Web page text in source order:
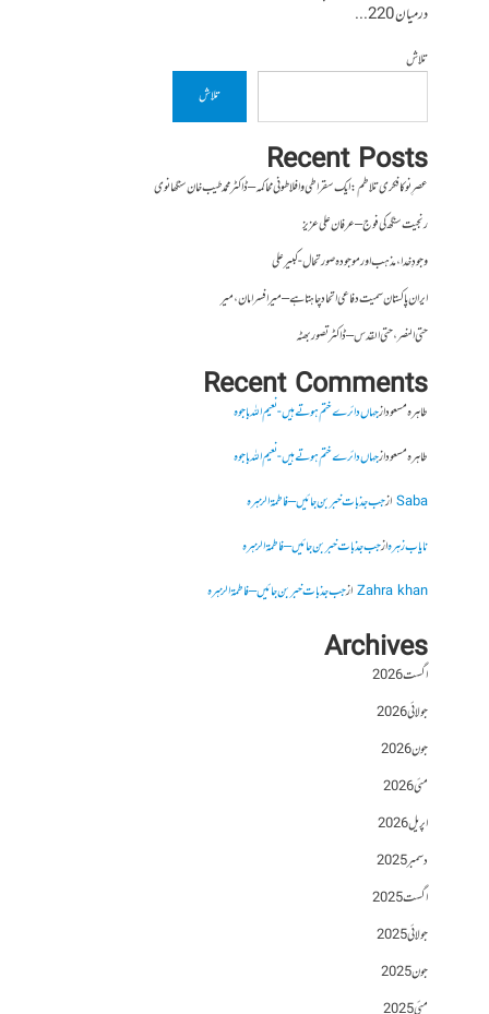
درمیان 220...
تلاش
تلاش
Recent Posts
عصرِ نو کا فکری تلاطم: ایک سقراطی و افلاطونی محاکمہ – ڈاکٹر محمد طیب خان سنگھانوی
رنجیت سنگھ کی فوج – عرفان علی عزیز
وجودِ خدا، مذہب اور موجودہ صورتحال- کبیر علی
ایران پاکستان سمیت دفاعی اتحاد چاہتا ہے – میر افسر امان،میر
حتی النصر ، حتی القدس – ڈاکٹر تصور بھٹہ
Recent Comments
طاہرہ مسعودازجہاں دائرے ختم ہوتے ہیں- نعیم اللہ باجوہ
طاہرہ مسعودازجہاں دائرے ختم ہوتے ہیں- نعیم اللہ باجوہ
Sabaازجب جذبات خبر بن جائیں – فاطمۃالزہرہ
نایاب زہرہازجب جذبات خبر بن جائیں – فاطمۃالزہرہ
Zahra khanازجب جذبات خبر بن جائیں – فاطمۃالزہرہ
Archives
اگست 2026
جولائی 2026
جون 2026
مئی 2026
اپریل 2026
دسمبر 2025
اگست 2025
جولائی 2025
جون 2025